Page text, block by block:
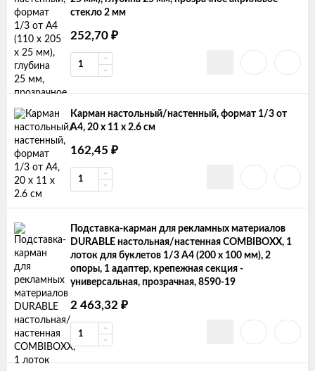
стекло 2 мм
252,70 ₽
Карман настольный/настенный, формат 1/3 от
А4, 20 х 11 х 2.6 см
162,45 ₽
Подставка-карман для рекламных материалов
DURABLE настольная/настенная COMBIBOXX, 1
лоток для буклетов 1/3 А4 (200 х 100 мм), 2
опоры, 1 адаптер, крепежная секция -
универсальная, прозрачная, 8590-19
2 463,32 ₽